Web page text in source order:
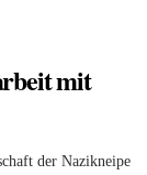
mit
der Nazikneipe